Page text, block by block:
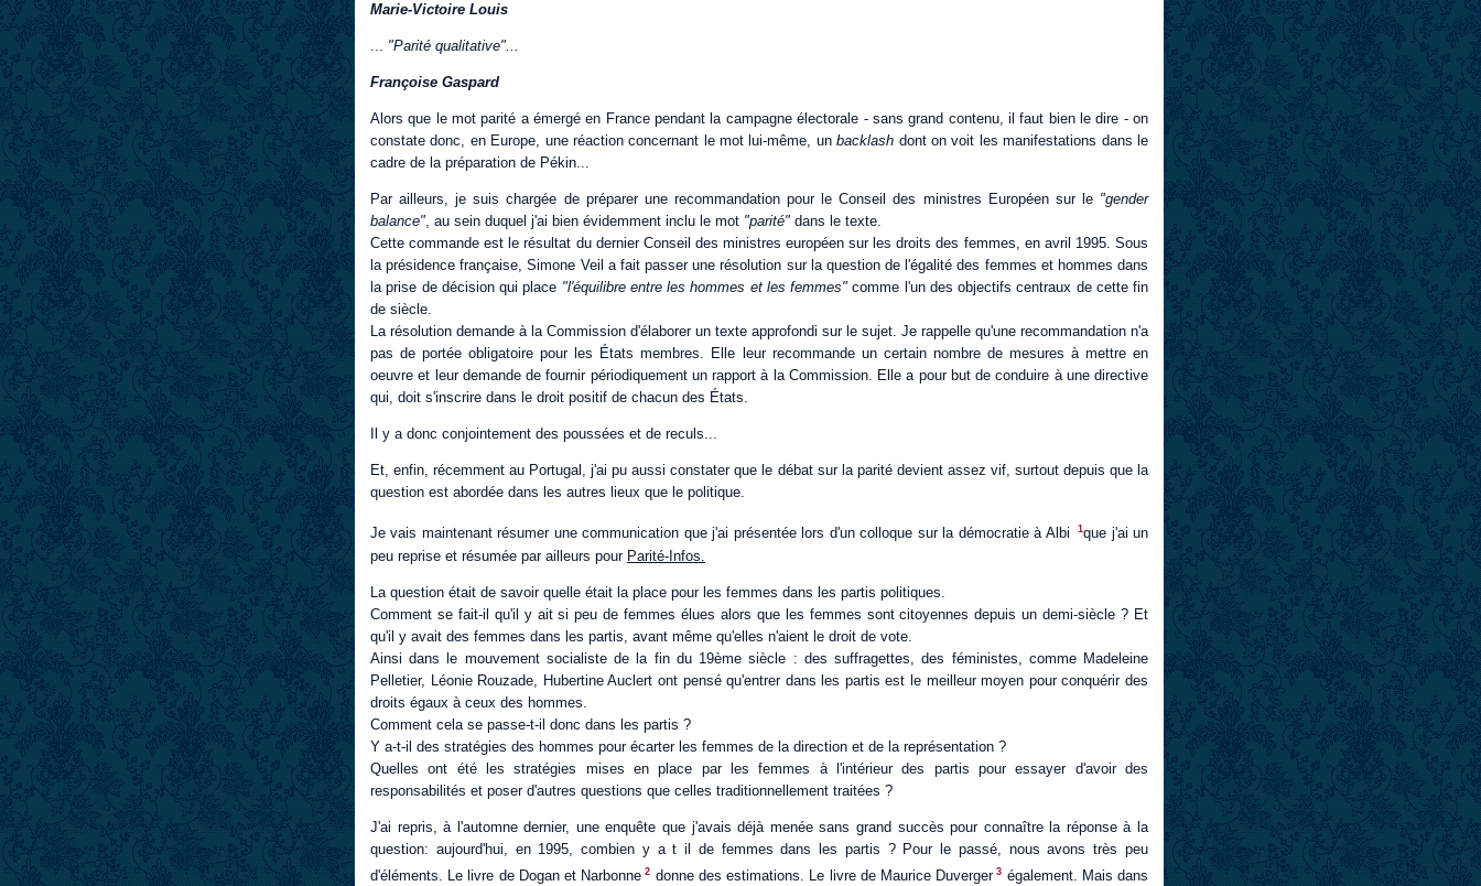
Marie-Victoire Louis
... "Parité qualitative"...
Françoise Gaspard
Alors que le mot parité a émergé en France pendant la campagne électorale - sans grand contenu, il faut bien le dire - on
constate donc, en Europe, une réaction concernant le mot lui-même, unbacklash dont on voit les manifestations dans le
cadre de la préparation de Pékin...
Par ailleurs, je suis chargée de préparer une recommandation pour le Conseil des ministres Européen sur le "gender
balance", au sein duquel j'ai bien évidemment inclu le mot "parité" dans le texte.
Cette commande est le résultat du dernier Conseil des ministres européen sur les droits des femmes, en avril 1995. Sous
la présidence française, Simone Veil a fait passer une résolution sur la question de l'égalité des femmes et hommes dans
la prise de décision qui place "l'équilibre entre les hommes et les femmes"comme l'un des objectifs centraux de cette fin
de siècle.
La résolution demande à la Commission d'élaborer un texte approfondi sur le sujet. Je rappelle qu'une recommandation n'a
pas de portée obligatoire pour les États membres. Elle leur recommande un certain nombre de mesures à mettre en
oeuvre et leur demande de fournir périodiquement un rapport à la Commission. Elle a pour but de conduire à une directive
qui, doit s'inscrire dans le droit positif de chacun des États.
Il y a donc conjointement des poussées et de reculs...
Et, enfin, récemment au Portugal, j'ai pu aussi constater que le débat sur la parité devient assez vif, surtout depuis que la
question est abordée dans les autres lieux que le politique.
Je vais maintenant résumer une communication que j'ai présentée lors d'un colloque sur la démocratie à Albi 1que j'ai un
peu reprise et résumée par ailleurs pour Parité-Infos.
La question était de savoir quelle était la place pour les femmes dans les partis politiques.
Comment se fait-il qu'il y ait si peu de femmes élues alors que les femmes sont citoyennes depuis un demi-siècle ? Et
qu'il y avait des femmes dans les partis, avant même qu'elles n'aient le droit de vote.
Ainsi dans le mouvement socialiste de la fin du 19ème siècle : des suffragettes, des féministes, comme Madeleine
Pelletier, Léonie Rouzade, Hubertine Auclert ont pensé qu'entrer dans les partis est le meilleur moyen pour conquérir des
droits égaux à ceux des hommes.
Comment cela se passe-t-il donc dans les partis ?
Y a-t-il des stratégies des hommes pour écarter les femmes de la direction et de la représentation ?
Quelles ont été les stratégies mises en place par les femmes à l'intérieur des partis pour essayer d'avoir des
responsabilités et poser d'autres questions que celles traditionnellement traitées ?
J'ai repris, à l'automne dernier, une enquête que j'avais déjà menée sans grand succès pour connaître la réponse à la
question: aujourd'hui, en 1995, combien y a t il de femmes dans les partis ? Pour le passé, nous avons très peu
d'éléments. Le livre de Dogan et Narbonne 2 donne des estimations. Le livre de Maurice Duverger 3 également. Mais dans